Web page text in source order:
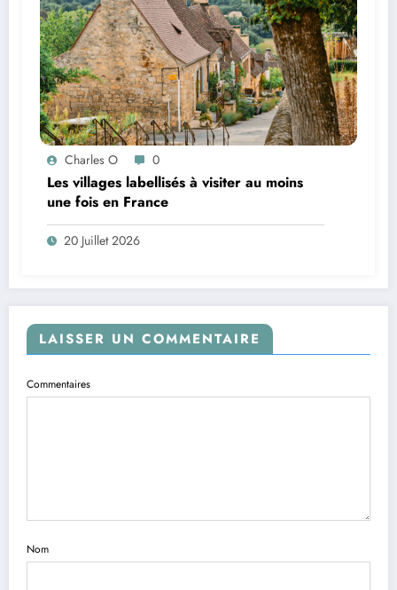
Charles O 0
Les villages labellisés à visiter au moins
une fois en France
20 Juillet 2026
LAISSER UN COMMENTAIRE
Commentaires
Nom